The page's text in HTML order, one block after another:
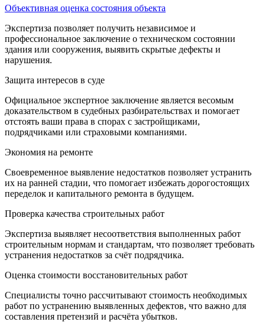
Объективная оценка состояния объекта
Экспертиза позволяет получить независимое и
профессиональное заключение о техническом состоянии
здания или сооружения, выявить скрытые дефекты и
нарушения.
Защита интересов в суде
Официальное экспертное заключение является весомым
доказательством в судебных разбирательствах и помогает
отстоять ваши права в спорах с застройщиками,
подрядчиками или страховыми компаниями.
Экономия на ремонте
Своевременное выявление недостатков позволяет устранить
их на ранней стадии, что помогает избежать дорогостоящих
переделок и капитального ремонта в будущем.
Проверка качества строительных работ
Экспертиза выявляет несоответствия выполненных работ
строительным нормам и стандартам, что позволяет требовать
устранения недостатков за счёт подрядчика.
Оценка стоимости восстановительных работ
Специалисты точно рассчитывают стоимость необходимых
работ по устранению выявленных дефектов, что важно для
составления претензий и расчёта убытков.